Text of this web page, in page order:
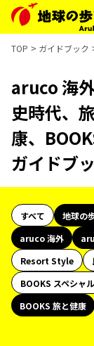
TOP ガイドブック
aruco 海
史時代、
康、
ガイドブ
すべて 地球の
aruco 海外
Resort Style
BOOKS スペシャ
BOOKS 旅と健康